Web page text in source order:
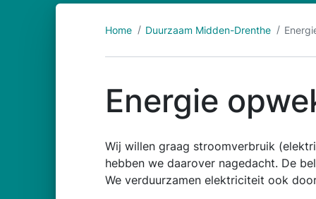
Home Duurzaam Midden-Drenthe
Energie
Wij willen graag stroomverbruik
hebben we daarover nagedacht. De
We verduurzamen elektriciteit ook